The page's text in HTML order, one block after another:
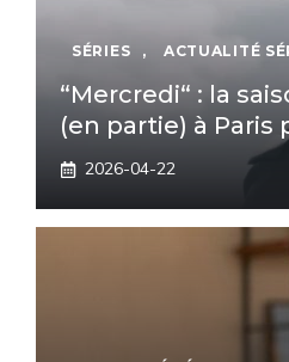
SÉRIES , ACTUALITÉ
“Mercredi“ : la
(en partie) à Paris
2026-04-22